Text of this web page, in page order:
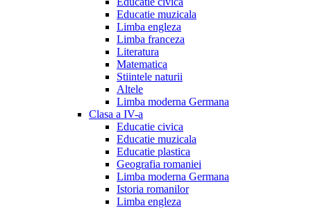
Educatie muzicala
Limba engleza
Limba franceza
Literatura
Matematica
Stiintele naturii
Altele
Limba moderna Germana
Clasa a IV-a
Educatie civica
Educatie muzicala
Educatie plastica
Geografia romaniei
Limba moderna Germana
Istoria romanilor
Limba engleza